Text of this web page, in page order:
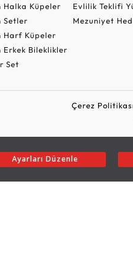
Ayarları Düzenle
Halka Küpeler
Setler
Harf Küpeler
Erkek Bileklikler
Set
Evlilik Teklifi
Mezuniyet
Çerez Politikası
tüm hakları saklıdır.